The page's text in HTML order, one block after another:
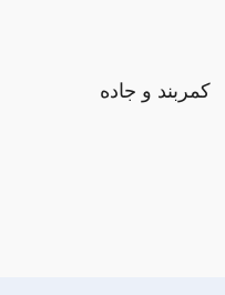
کمربند و جاده